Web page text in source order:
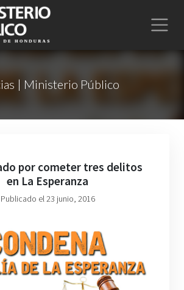
| Ministerio Público
por cometer tres delitos
en La Esperanza
Publicado el 23 junio, 2016